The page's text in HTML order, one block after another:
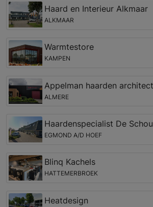
Haard en Interieur Alkmaar
ALKMAAR
Warmtestore
KAMPEN
Appelman haarden
ALMERE
Haardenspecialist De
EGMOND A/D HOEF
Blinq Kachels
HATTEMERBROEK
Heatdesign